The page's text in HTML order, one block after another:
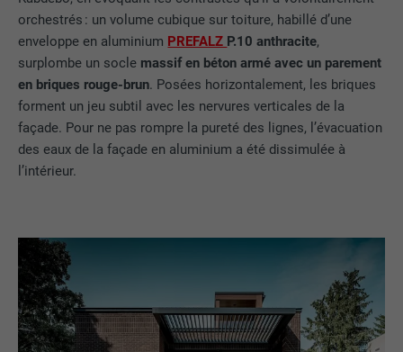
orchestrés : un volume cubique sur toiture, habillé d’une
enveloppe en aluminium PREFALZ P.10 anthracite,
surplombe un socle massif en béton armé avec un parement
en briques rouge-brun. Posées horizontalement, les briques
forment un jeu subtil avec les nervures verticales de la
façade. Pour ne pas rompre la pureté des lignes, l’évacuation
des eaux de la façade en aluminium a été dissimulée à
l’intérieur.